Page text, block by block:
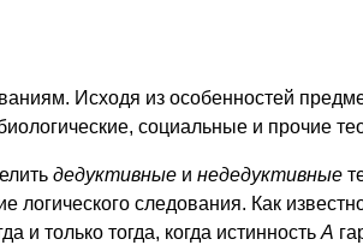
Исходя из особенностей
социаль­ные и прочие
дедуктив­ные и недедуктивные
логического следования. Как
и только тогда, когда истинность А